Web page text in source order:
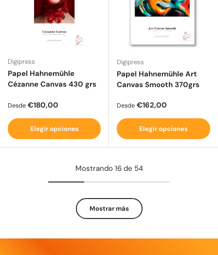
Digipress
Papel Hahnemühle
Cézanne Canvas 430 grs
Precio normal
Desde €180,00
Elegir opciones
Digipress
Papel Hahnemühle Art
Canvas Smooth 370grs
Precio normal
Desde €162,00
Elegir opciones
Mostrando 16 de 54
Mostrar más